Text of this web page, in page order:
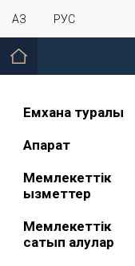
ҚАЗ РУС
Емхана туралы
Ақпарат
Мемлекеттік
қызметтер
Мемлекеттік
сатып алулар